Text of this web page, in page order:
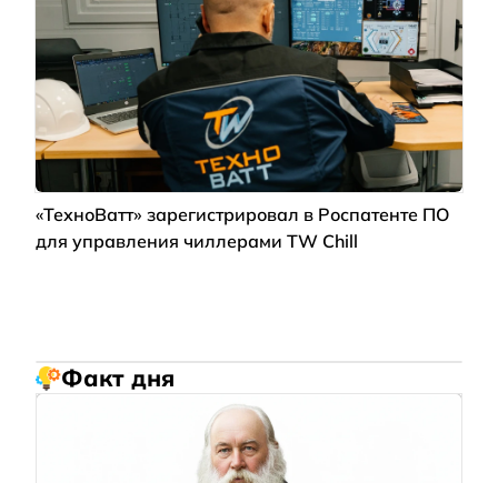
«ТехноВатт» зарегистрировал в Роспатенте ПО
для управления чиллерами TW Chill
Факт дня